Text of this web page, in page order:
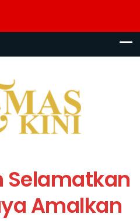
Selamatkan
Amalkan